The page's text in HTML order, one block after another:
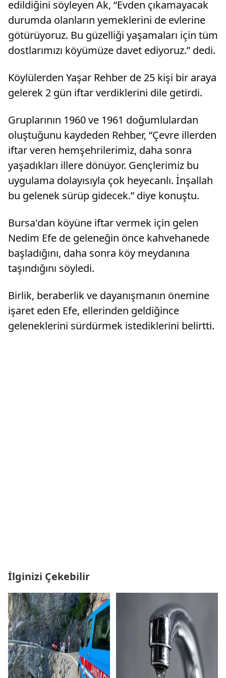
edildiğini söyleyen Ak, “Evden çıkamayacak
durumda olanların yemeklerini de evlerine
götürüyoruz. Bu güzelliği yaşamaları için tüm
dostlarımızı köyümüze davet ediyoruz.” dedi.
Köylülerden Yaşar Rehber de 25 kişi bir araya
gelerek 2 gün iftar verdiklerini dile getirdi.
Gruplarının 1960 ve 1961 doğumlulardan
oluştuğunu kaydeden Rehber, “Çevre illerden
iftar veren hemşehrilerimiz, daha sonra
yaşadıkları illere dönüyor. Gençlerimiz bu
uygulama dolayısıyla çok heyecanlı. İnşallah
bu gelenek sürüp gidecek.” diye konuştu.
Bursa'dan köyüne iftar vermek için gelen
Nedim Efe de geleneğin önce kahvehanede
başladığını, daha sonra köy meydanına
taşındığını söyledi.
Birlik, beraberlik ve dayanışmanın önemine
işaret eden Efe, ellerinden geldiğince
geleneklerini sürdürmek istediklerini belirtti.
İlginizi Çekebilir